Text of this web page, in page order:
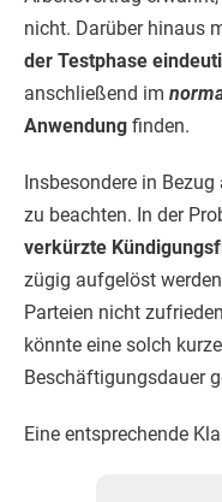
nicht. Darüber hinaus
der Testphase
anschließend im
Anwendung finden.
Insbesondere in
zu beachten. In der
verkürzte
zügig aufgelöst
Parteien nicht
könnte eine solch
Beschäftigungsdauer
Eine entsprechende